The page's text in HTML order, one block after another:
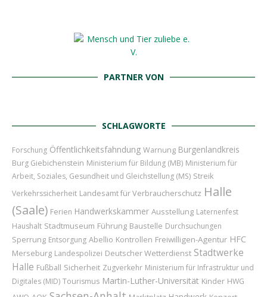
PARTNER VON
SCHLAGWORTE
Forschung Öffentlichkeitsfahndung Warnung Burgenlandkreis
Burg Giebichenstein Ministerium für Bildung (MB) Ministerium für
Arbeit, Soziales, Gesundheit und Gleichstellung (MS) Streik
Verkehrssicherheit Landesamt für Verbraucherschutz Halle
(Saale) Ferien Handwerkskammer Ausstellung Laternenfest
Haushalt Stadtmuseum Führung Baustelle Durchsuchungen
Sperrung Entsorgung Abellio Kontrollen Freiwilligen-Agentur HFC
Merseburg Landespolizei Deutscher Wetterdienst Stadtwerke
Halle Fußball Sicherheit Zugverkehr Ministerium für Infrastruktur und
Digitales (MID) Tourismus Martin-Luther-Universität Kinder HWG